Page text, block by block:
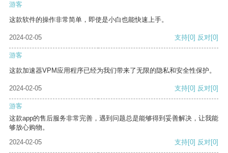
游客
这款软件的操作非常简单，即使是小白也能快速上手。
2024-02-05 支持[0] 反对[0]
游客
这款加速器VPM应用程序已经为我们带来了无限的隐私和安全性保护。
2024-02-05 支持[0] 反对[0]
游客
这款app的售后服务非常完善，遇到问题总是能够得到妥善解决，让我能
够放心购物。
2024-02-05
支持[0] 反对[0]